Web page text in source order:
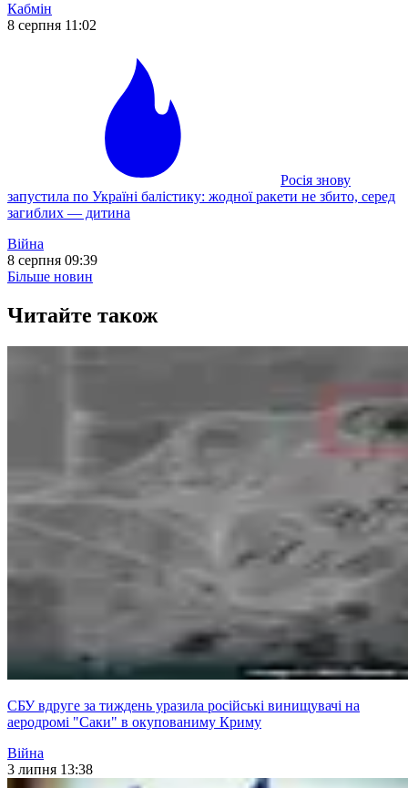
Кабмін
8 серпня 11:02
Росія знову
запустила по Україні балістику: жодної ракети не збито, серед
загиблих — дитина
Війна
8 серпня 09:39
Більше новин
Читайте також
СБУ вдруге за тиждень уразила російські винищувачі на
аеродромі "Саки" в окупованиму Криму
Війна
3 липня 13:38